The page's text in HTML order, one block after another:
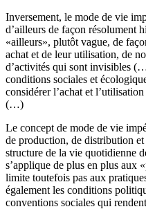
Inversement, le mode de vie
d’ailleurs de façon résolument
«ailleurs», plutôt vague, de
achat et de leur utilisation, de
d’activités qui sont invisibles
conditions sociales et
considérer l’achat et
(…)
Le concept de mode de vie
de production, de distribution
structure de la vie quotidienne
s’applique de plus en plus aux
limite toutefois pas aux
également les conditions
conventions sociales qui